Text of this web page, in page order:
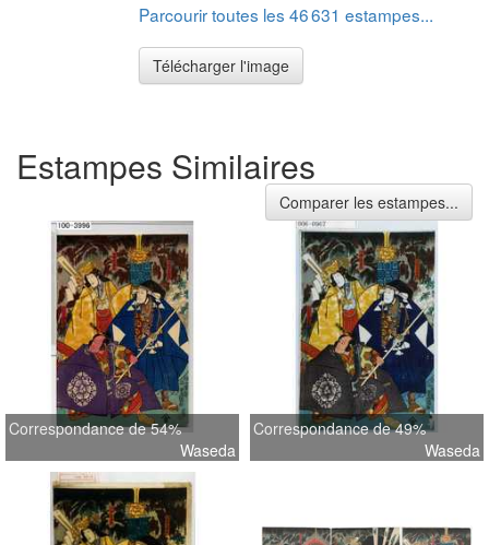
Parcourir toutes les 46 631 estampes...
Télécharger l'image
Estampes Similaires
Comparer les estampes...
Correspondance de 54%
Waseda
Correspondance de 49%
Waseda